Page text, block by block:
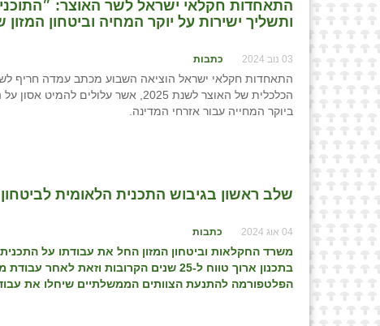
ותשליך ישירות על יוקר המחיה וביטחון
03 נוב 2024 כתבות
התאחדות חקלאי ישראל הוציאה השבוע מכתב עמדה חריף
הכלכלית של האוצר לשנת 2025, אשר
ביוקר המחייה עבור אזרחי המדינה.
שלב ראשון בגיבוש התכנית הלאומית לביטחון המזון 2050 -
04 אוג 2024 כתבות
משרד החקלאות וביטחון המזון החל את עבודתו על
בתכנון ארוך טווח ל-25 שנים הקרובות
הפלטפורמה להתנעת הצוותים הממשלתיים שיחלו את